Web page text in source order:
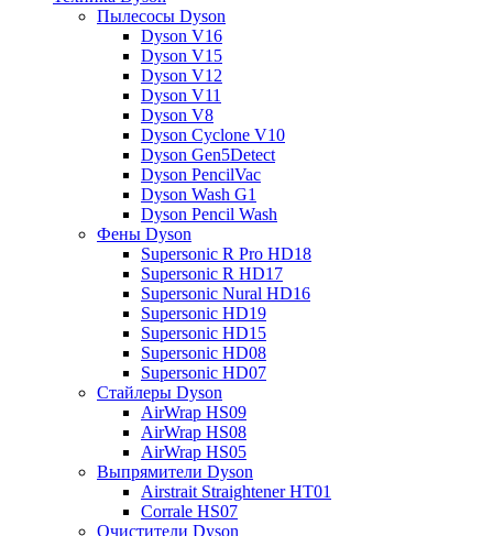
Пылесосы Dyson
Dyson V16
Dyson V15
Dyson V12
Dyson V11
Dyson V8
Dyson Cyclone V10
Dyson Gen5Detect
Dyson PencilVac
Dyson Wash G1
Dyson Pencil Wash
Фены Dyson
Supersonic R Pro HD18
Supersonic R HD17
Supersonic Nural HD16
Supersonic HD19
Supersonic HD15
Supersonic HD08
Supersonic HD07
Стайлеры Dyson
AirWrap HS09
AirWrap HS08
AirWrap HS05
Выпрямители Dyson
Airstrait Straightener HT01
Corrale HS07
Очистители Dyson